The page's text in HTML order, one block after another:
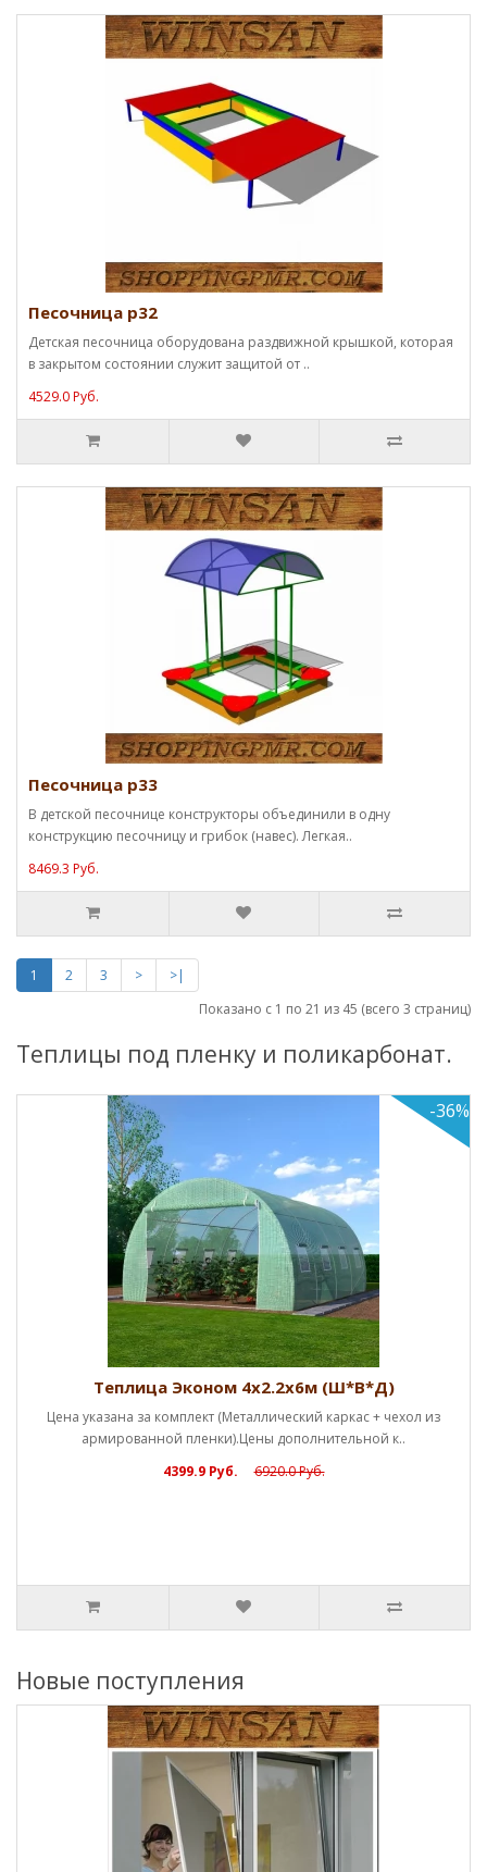
Песочница p32
Детская песочница оборудована раздвижной крышкой, которая
в закрытом состоянии служит защитой от ..
4529.0 Руб.
Песочница p33
В детской песочнице конструкторы объединили в одну
конструкцию песочницу и грибок (навес). Легкая..
8469.3 Руб.
1 2 3 >
>|
Показано с 1 по 21 из 45 (всего 3 страниц)
Теплицы под пленку и поликарбонат.
Теплица Эконом 4х2.2х6м (Ш*В*Д)
Цена указана за комплект (Металлический каркас + чехол из
армированной пленки).Цены дополнительной к..
4399.9 Руб.
6920.0 Руб.
-36%
Новые поступления